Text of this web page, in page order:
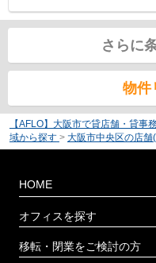
さらに
物件
【AFLO】大阪市で貸店舗・貸事
域から探す > 大阪市中央区の店舗
HOME
オフィスを探す
移転・閉業をご検討の方